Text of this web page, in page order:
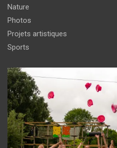
Nature
Photos
Projets artistiques
Sports